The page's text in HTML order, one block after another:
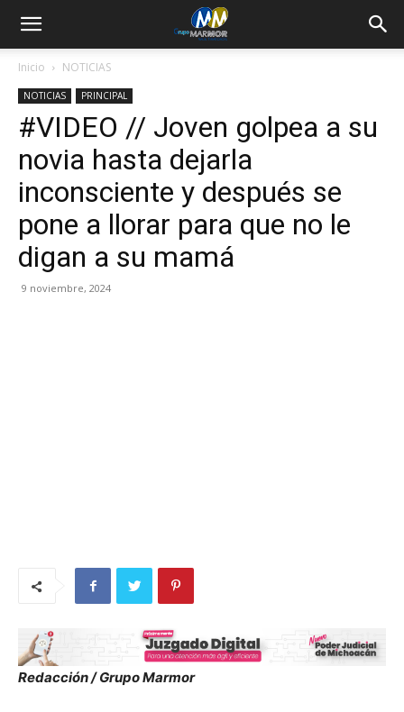
Inicio NOTICIAS
NOTICIAS PRINCIPAL
#VIDEO // Joven golpea a su
novia hasta dejarla
inconsciente y después se
pone a llorar para que no le
digan a su mamá
9 noviembre, 2024
Redacción / Grupo Marmor